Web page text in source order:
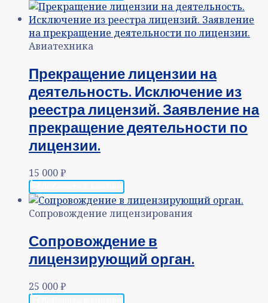
Авиатехника
Прекращение лицензии на
деятельность. Исключение из
реестра лицензий. Заявление на
прекращение деятельности по
лицензии.
15 000₽
Сопровождение лицензирования
Сопровождение в
лицензирующий орган.
25 000₽